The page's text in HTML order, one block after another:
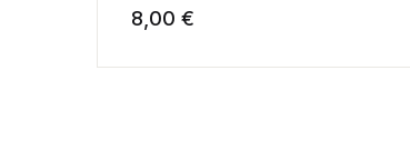
8,00 €